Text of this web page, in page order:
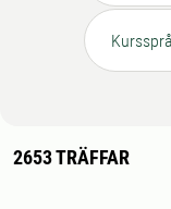
2653TRÄFFAR